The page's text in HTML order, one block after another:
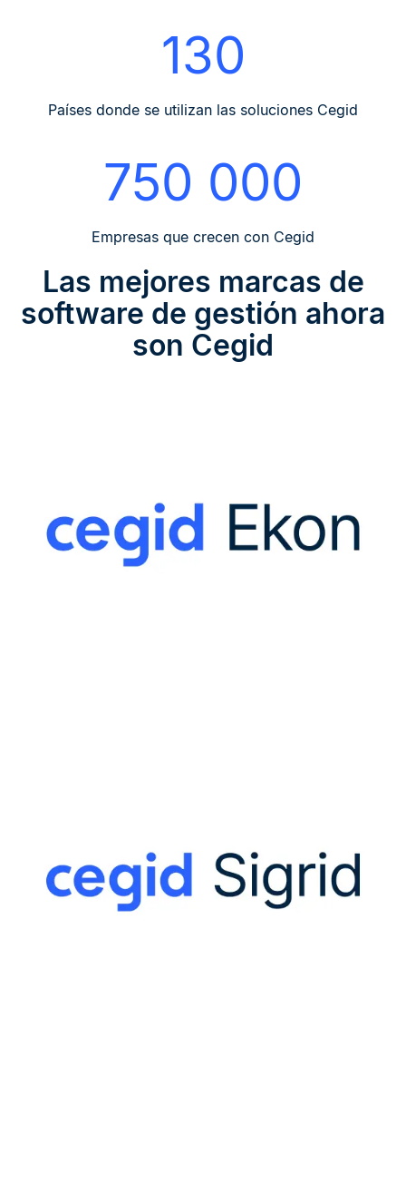
130
Países donde se utilizan las soluciones Cegid
750 000
Empresas que crecen con Cegid
Las mejores marcas de
software de gestión ahora
son Cegid